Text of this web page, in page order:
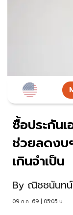
ซื้อประกันเ
ช่วยลดงบ
เกินจำเป็น
By ณิชชนันท
09 ก.ค. 69 | 05:05 น.